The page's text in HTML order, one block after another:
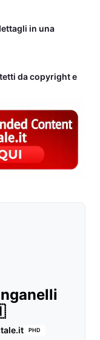
in una
da copyright e
PHD